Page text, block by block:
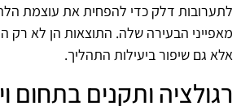
לתערובות דלק כדי להפחית את עוצמת
מאפייני הבעירה שלה. התוצאות הן לא רק
אלא גם שיפור ביעילות התהליך.
רגולציה ותקנים בתחום